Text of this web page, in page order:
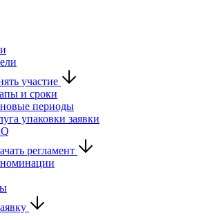
участие
и сроки
периоды
упаковки заявки
регламент